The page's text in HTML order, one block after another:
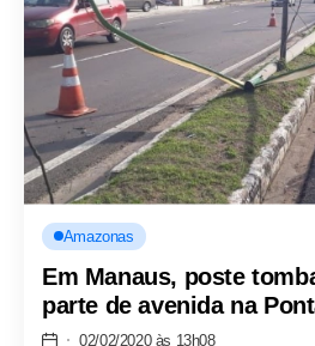
Amazonas
Em Manaus, poste
parte de avenida na
02/02/2020 às 13h08